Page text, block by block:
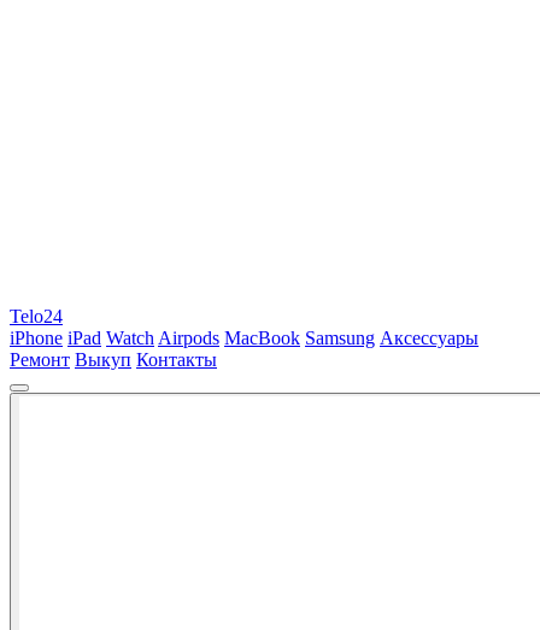
Telo24
iPhone iPad Watch Airpods MacBook Samsung Аксессуары
Ремонт Выкуп Контакты